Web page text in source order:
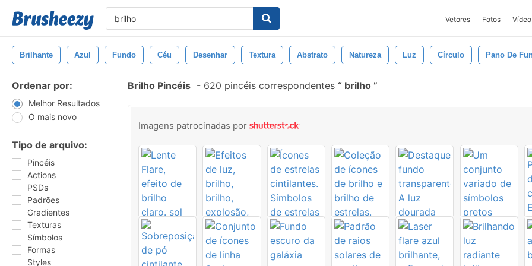
Vetores Fotos Vídeo
Brilhante Azul Fundo Céu Desenhar Textura Abstrato Natureza Luz Círculo Pano De
Ordenar por:
Melhor Resultados
O mais novo
Tipo de arquivo:
Pincéis
Actions
PSDs
Padrões
Gradientes
Texturas
Símbolos
Formas
Styles
Brilho Pincéis - 620 pincéis correspondentes brilho
Imagens patrocinadas por